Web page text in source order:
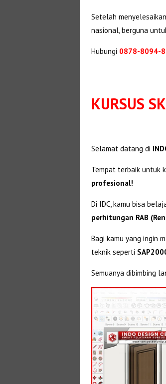
Setelah
nasional, berguna
Hubungi 0878-8094-
KURSUS
Selamat datang di
Tempat terbaik untuk
profesional!
Di IDC, kamu bisa
perhitungan RAB
Bagi kamu yang ingin
teknik seperti
Semuanya dibimbing